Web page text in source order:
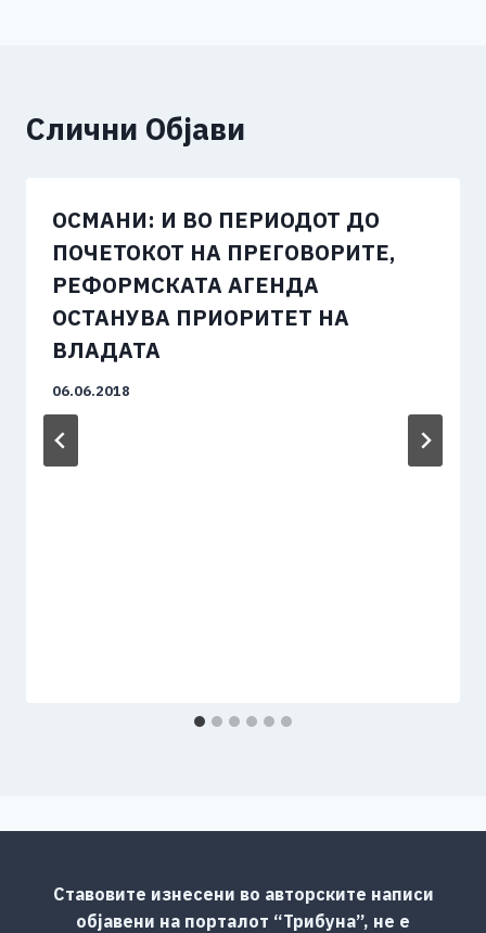
Слични Објави
ОСМАНИ: И ВО ПЕРИОДОТ ДО
ПОЧЕТОКОТ НА ПРЕГОВОРИТЕ,
РЕФОРМСКАТА АГЕНДА
ОСТАНУВА ПРИОРИТЕТ НА
ВЛАДАТА
06.06.2018
Ставовите изнесени во авторските написи
објавени на порталот “Трибуна”, не е